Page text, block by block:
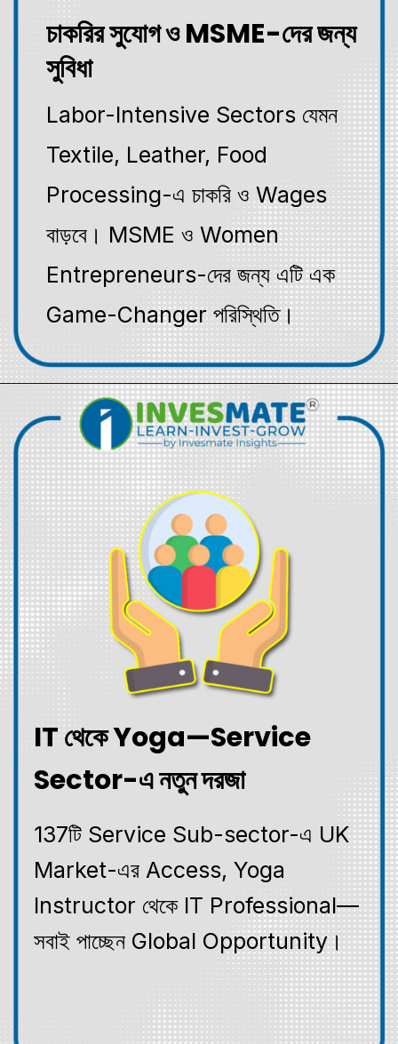
চাকরির সুযোগ ও MSME-দের জন্য
সুবিধা
Labor-Intensive Sectors যেমন
Textile, Leather, Food
Processing-এ চাকরি ও Wages
বাড়বে। MSME ও Women
Entrepreneurs-দের জন্য এটি এক
Game-Changer পরিস্থিতি।
IT থেকে Yoga—Service
Sector-এ নতুন দরজা
137টি Service Sub-sector-এ UK
Market-এর Access, Yoga
Instructor থেকে IT Professional—
সবাই পাচ্ছেন Global Opportunity।